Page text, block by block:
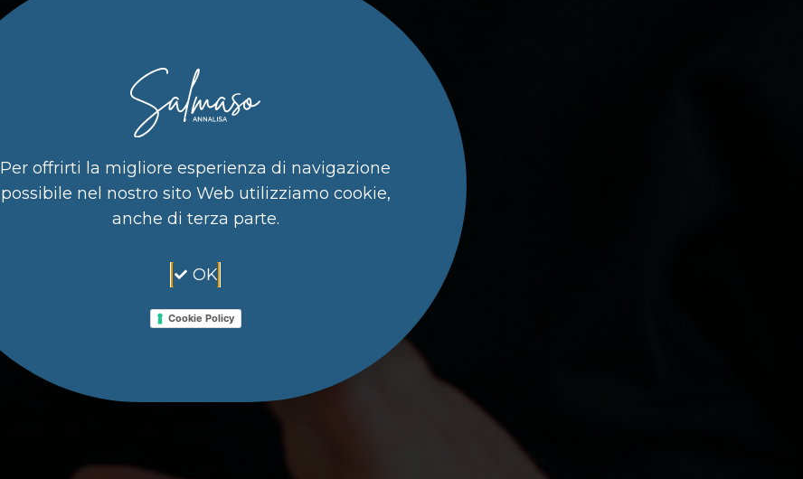
Per offrirti la migliore esperienza di navigazione
possibile nel nostro sito Web utilizziamo cookie,
anche di terza parte.
OK
Cookie Policy